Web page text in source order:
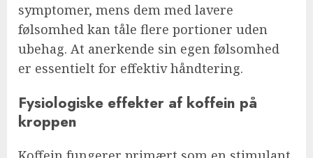
symptomer, mens dem med lavere
følsomhed kan tåle flere portioner uden
ubehag. At anerkende sin egen følsomhed
er essentielt for effektiv håndtering.
Fysiologiske effekter af koffein på
kroppen